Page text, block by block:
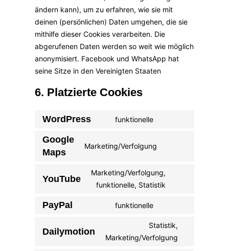
ändern kann), um zu erfahren, wie sie mit
deinen (persönlichen) Daten umgehen, die sie
mithilfe dieser Cookies verarbeiten. Die
abgerufenen Daten werden so weit wie möglich
anonymisiert. Facebook und WhatsApp hat
seine Sitze in den Vereinigten Staaten
6. Platzierte Cookies
WordPress funktionelle
Google
Maps
Marketing/Verfolgung
YouTube
Marketing/Verfolgung,
funktionelle, Statistik
PayPal funktionelle
Dailymotion
Statistik,
Marketing/Verfolgung